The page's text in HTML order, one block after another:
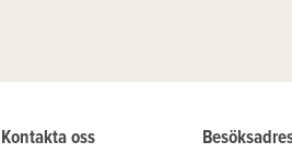
Kontakta oss